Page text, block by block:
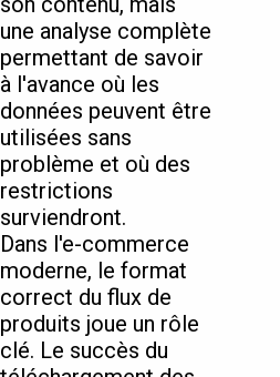
une analyse complète
permettant de savoir
à l'avance où les
données peuvent être
utilisées sans
problème et où des
restrictions
surviendront.
Dans l'e-commerce
moderne, le format
correct du flux de
produits joue un rôle
clé. Le succès du